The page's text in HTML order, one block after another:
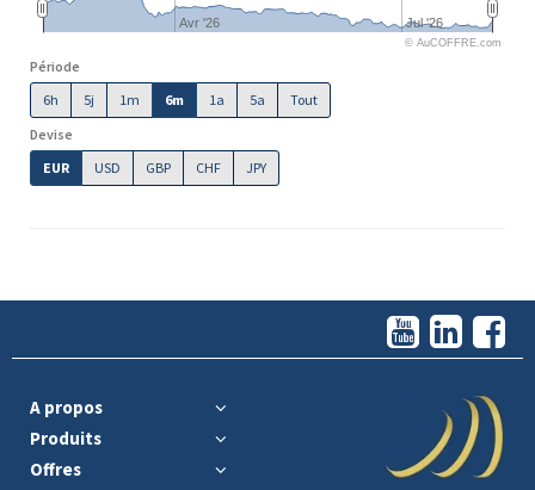
Avr '26 Jul '26
© AuCOFFRE.com
Période
6h
5j 1m 6m 1a 5a
Tout
Devise
EUR
USD GBP CHF JPY
A propos
Produits
Offres